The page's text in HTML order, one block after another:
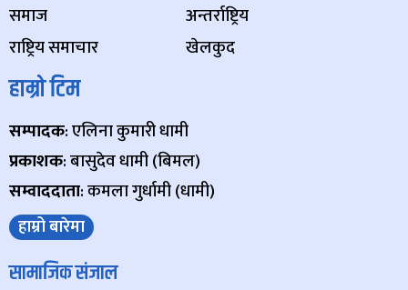
समाज
राष्ट्रिय समाचार
अन्तर्राष्ट्रिय
खेलकुद
हाम्रो टिम
सम्पादक: एलिना कुमारी धामी
प्रकाशक: बासुदेव धामी (बिमल)
सम्वाददाता: कमला गुर्धामी (धामी)
हाम्रो बारेमा
सामाजिक संजाल